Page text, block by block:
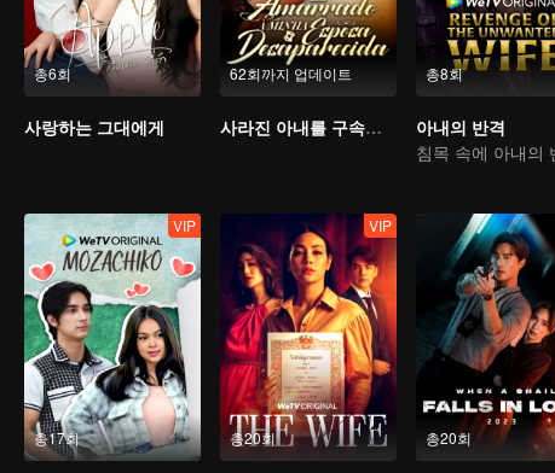
총6회
사랑하는 그대에게
62회까지 업데이트
사라진 아내를 구속한다
총8회
아내의 반격
총17회
VIP
총20회
VIP
총20회